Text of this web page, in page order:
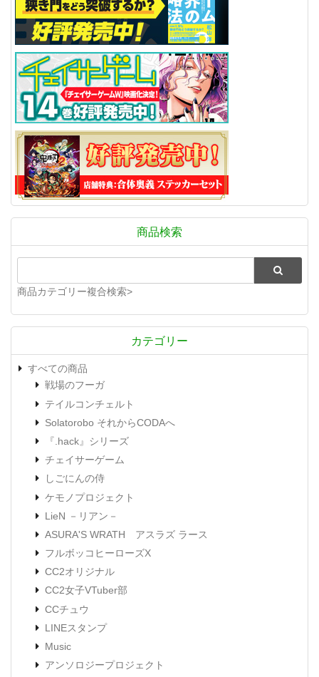
商品検索
商品カテゴリー複合検索>
カテゴリー
すべての商品
戦場のフーガ
テイルコンチェルト
Solatorobo それからCODAへ
『.hack』シリーズ
チェイサーゲーム
しごにんの侍
ケモノプロジェクト
LieN －リアン－
ASURA'S WRATH アスラズ ラース
フルボッコヒーローズX
CC2オリジナル
CC2女子VTuber部
CCチュウ
LINEスタンプ
Music
アンソロジープロジェクト